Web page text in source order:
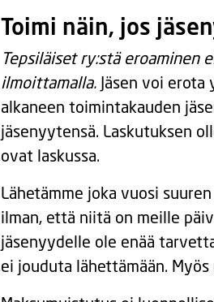
Toimi näin, jos
Tepsiläiset ry:stä eroaminen
ilmoittamalla. Jäsen voi
alkaneen toimintakauden
jäsenyytensä. Laskutuksen
ovat laskussa.
Lähetämme joka vuosi
ilman, että niitä on meille
jäsenyydelle ole enää
ei jouduta lähettämään.